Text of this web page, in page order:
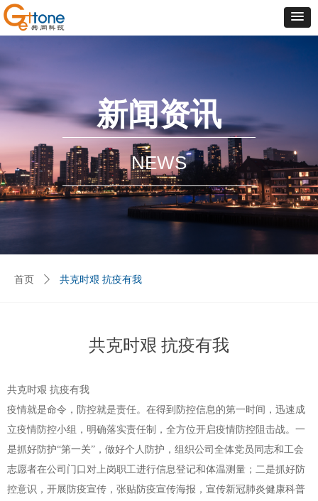
共克时艰 抗疫有我
共克时艰 抗疫有我
疫情就是命令，防控就是责任。在得到防控信息的第一时间，迅速成
立疫情防控小组，明确落实责任制，全方位开启疫情防控阻击战。一
是抓好防护“第一关”，做好个人防护，组织公司全体党员同志和工会
志愿者在公司门口对上岗职工进行信息登记和体温测量；二是抓好防
控意识，开展防疫宣传，张贴防疫宣传海报，宣传新冠肺炎健康科普
首页 ꄲ 共克时艰 抗疫有我
新闻资讯
NEWS